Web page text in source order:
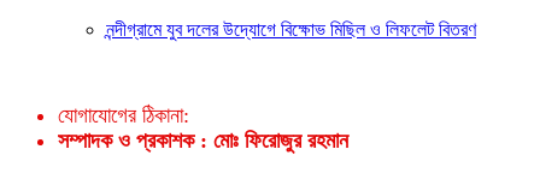
নন্দীগ্রামে যুব দলের উদ্যোগে বিক্ষোভ মিছিল ও লিফলেট বিতরণ
যোগাযোগের ঠিকানা:
সম্পাদক ও প্রকাশক : মোঃ ফিরোজুর রহমান